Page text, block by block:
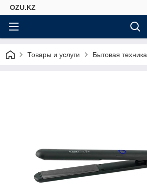
OZU.KZ
Товары и услуги Бытовая техника